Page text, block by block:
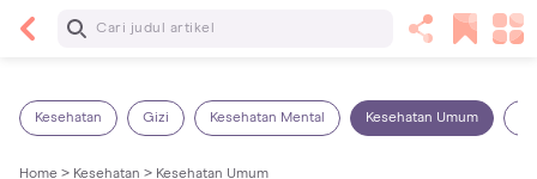
Baca Selanjutnya
Kesehatan Gizi Kesehatan Mental Kesehatan Umum
Home > Kesehatan > Kesehatan Umum